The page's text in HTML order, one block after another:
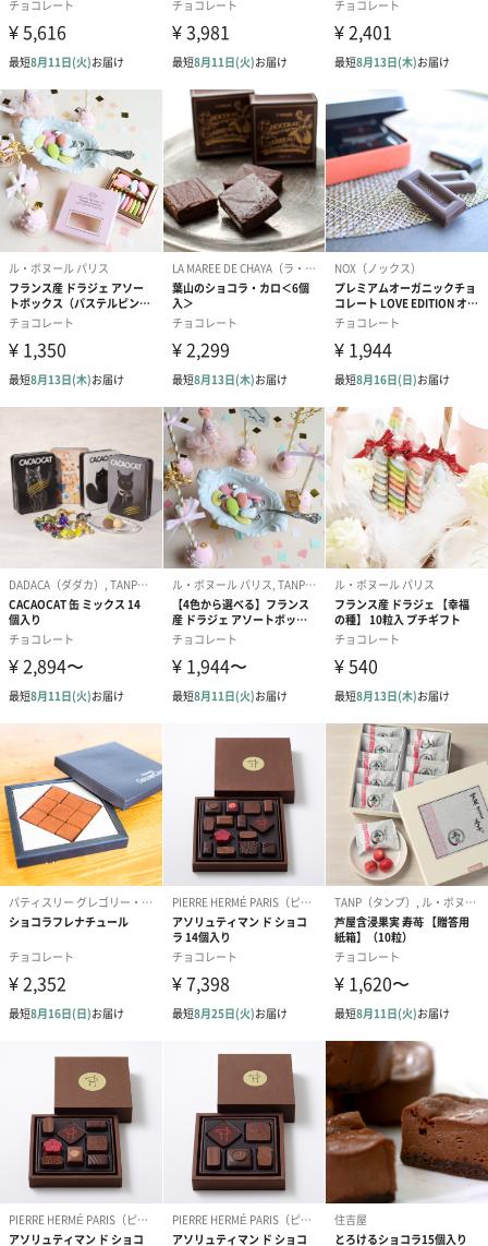
・本商品は出荷時の気温によって常温便またはクール
便（冷蔵）で発送いたします。
・クール便の発送不可地域（小笠原諸島・伊豆諸島）
へのお届けはできかねます。ご注文いただいた際には
・クール便の保管期限は初回お届け日から3日間程度で
ございます。お早めにお受け取りくださいますようお
願いいたします。
・長期不在/住所不明等により保管期限内にお受け取り
いただけなかった場合、再配送やご返金は承っており
ません。何卒ご理解の程お願い申し上げます。
・同一カートにて本商品と他TANP発送商品をご注文い
ただいた場合は、原則同梱の上クール便（冷蔵）にて
発送させていただきます。
※商品によっては箱を分け、クール便と通常便でそ
れぞれ分けて発送する場合がございます。
商品オプション情報
お届けボックスオプション
配送用のダンボールを装飾いたします。お相手のご住所に直接お
送りする際に人気のオプションです。お相手に直接手渡しする場
合は、紙袋との併用もおすすめです。
ダンボール装飾（ひま
わり）（720円）
ダンボール装飾（チュ
ーリップ）（720円）
ダンボール装
イトピンク×
ト）（580円）
紙袋
お渡し用の紙袋です。
商品に合わせたサイズをお届けします。
あり（280円）
メッセージカード（通常・写真・グリーティング）